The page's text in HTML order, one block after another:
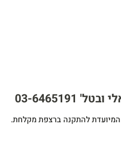
6465191​
המיועדת להתקנה ברצפת מקלחת.